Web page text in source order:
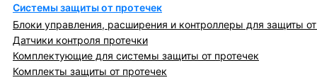
Системы защиты от протечек
Блоки управления, расширения и контроллеры для защиты
Датчики контроля протечки
Комплектующие для системы защиты от протечек
Комплекты защиты от протечек